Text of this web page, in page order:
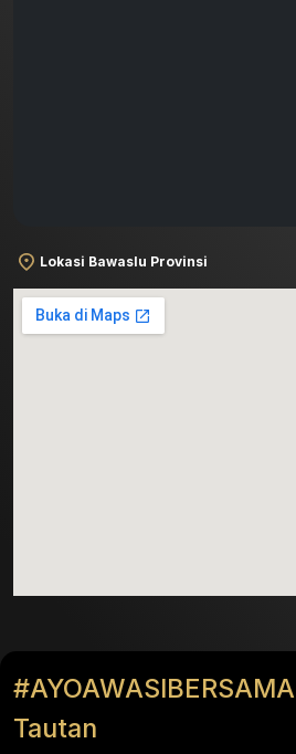
Lokasi Bawaslu Provinsi
#AYOAWASIBERSAMA
Tautan